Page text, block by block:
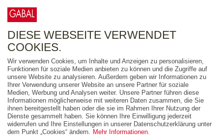
FREITEXT
AUSGABEART
AUS DER REIHE
ZUM THEMA
DIESE WEBSEITE VERWENDET
COOKIES.
Wir verwenden Cookies, um Inhalte und Anzeigen zu personalisieren,
Funktionen für soziale Medien anbieten zu können und die Zugriffe auf
unsere Website zu analysieren. Außerdem geben wir Informationen zu
Ihrer Verwendung unserer Website an unsere Partner für soziale
Medien, Werbung und Analysen weiter. Unsere Partner führen diese
Informationen möglicherweise mit weiteren Daten zusammen, die Sie
ihnen bereitgestellt haben oder die sie im Rahmen Ihrer Nutzung der
Dienste gesammelt haben. Sie können Ihre Einwilligung jederzeit
widerrufen und Ihre Einstellungen in unserer Datenschutzerklärung unter
dem Punkt „Cookies“ ändern. Mehr Informationen.